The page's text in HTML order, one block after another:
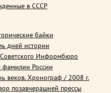
в СССР
байки
дней истории
Информбюро
фамилии России
веков. Хронограф / 2008 г.
позавчерашней прессы